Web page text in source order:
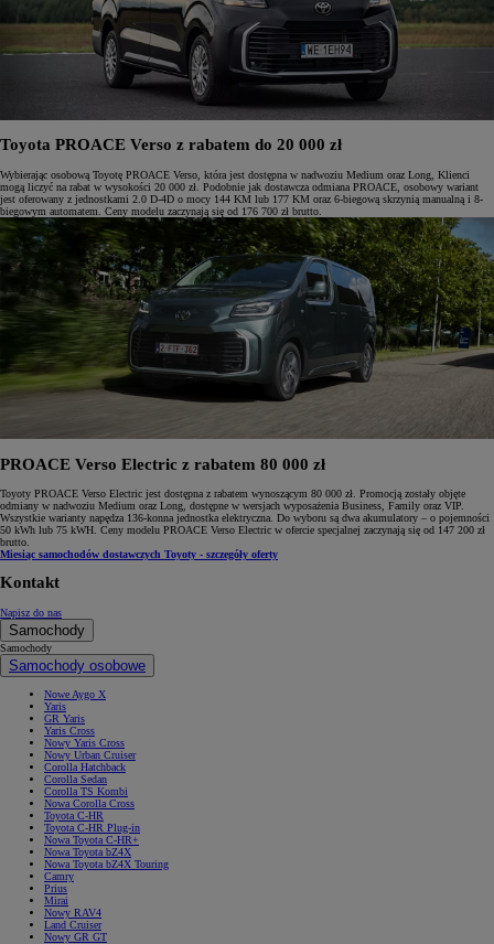
Toyota PROACE Verso z rabatem do 20 000 zł
Wybierając osobową Toyotę PROACE Verso, która jest dostępna w nadwoziu Medium oraz Long, Klienci
mogą liczyć na rabat w wysokości 20 000 zł. Podobnie jak dostawcza odmiana PROACE, osobowy wariant
jest oferowany z jednostkami 2.0 D-4D o mocy 144 KM lub 177 KM oraz 6-biegową skrzynią manualną i 8-
biegowym automatem. Ceny modelu zaczynają się od 176 700 zł brutto.
PROACE Verso Electric z rabatem 80 000 zł
Toyoty PROACE Verso Electric jest dostępna z rabatem wynoszącym 80 000 zł. Promocją zostały objęte
odmiany w nadwoziu Medium oraz Long, dostępne w wersjach wyposażenia Business, Family oraz VIP.
Wszystkie warianty napędza 136-konna jednostka elektryczna. Do wyboru są dwa akumulatory – o pojemności
50 kWh lub 75 kWH. Ceny modelu PROACE Verso Electric w ofercie specjalnej zaczynają się od 147 200 zł
brutto.
Miesiąc samochodów dostawczych Toyoty - szczegóły oferty
Kontakt
Napisz do nas
Samochody
Samochody
Samochody osobowe
Nowe Aygo X
Yaris
GR Yaris
Yaris Cross
Nowy Yaris Cross
Nowy Urban Cruiser
Corolla Hatchback
Corolla Sedan
Corolla TS Kombi
Nowa Corolla Cross
Toyota C-HR
Toyota C-HR Plug-in
Nowa Toyota C-HR+
Nowa Toyota bZ4X
Nowa Toyota bZ4X Touring
Camry
Prius
Mirai
Nowy RAV4
Land Cruiser
Nowy GR GT